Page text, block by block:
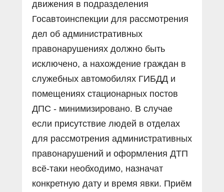
движения в подразделения
Госавтоинспекции для рассмотрения
дел об административных
правонарушениях должно быть
исключено, а нахождение граждан в
служебных автомобилях ГИБДД и
помещениях стационарных постов
ДПС - минимизировано. В случае
если присутствие людей в отделах
для рассмотрения административных
правонарушений и оформления ДТП
всё-таки необходимо, назначат
конкретную дату и время явки. Приём